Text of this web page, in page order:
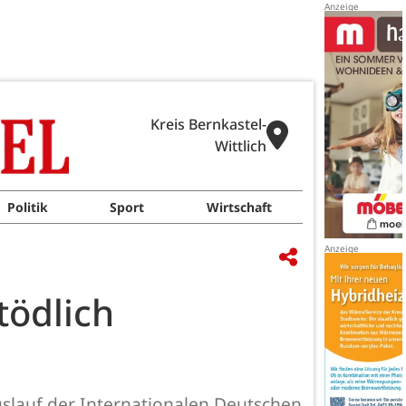
Kreis Bernkastel-
Wittlich
Politik Sport Wirtschaft